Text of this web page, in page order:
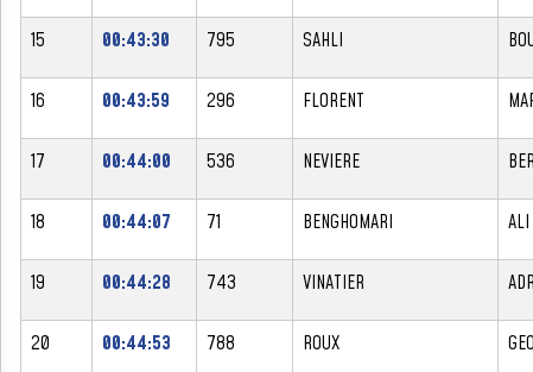
15 00:43:30 795 SAHLI
16 00:43:59 296 FLORENT
17 00:44:00 536 NEVIERE
18 00:44:07 71 BENGHOMARI ALI
19 00:44:28 743 VINATIER
20 00:44:53 788 ROUX